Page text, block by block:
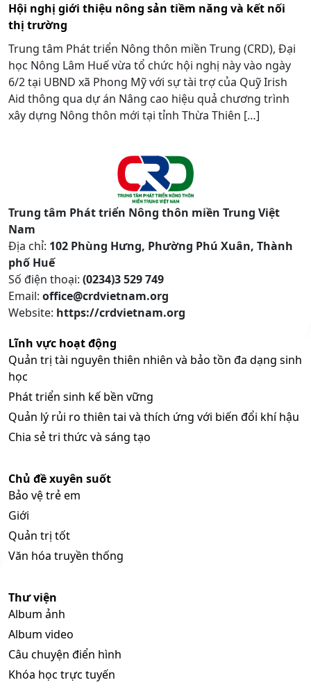
Hội nghị giới thiệu nông sản tiềm năng và kết nối
thị trường
Trung tâm Phát triển Nông thôn miền Trung (CRD), Đại
học Nông Lâm Huế vừa tổ chức hội nghị này vào ngày
6/2 tại UBND xã Phong Mỹ với sự tài trợ của Quỹ Irish
Aid thông qua dự án Nâng cao hiệu quả chương trình
xây dựng Nông thôn mới tại tỉnh Thừa Thiên […]
Trung tâm Phát triển Nông thôn miền Trung Việt
Nam
Địa chỉ: 102 Phùng Hưng, Phường Phú Xuân, Thành
phố Huế
Số điện thoại: (0234)3 529 749
Email: office@crdvietnam.org
Website: https://crdvietnam.org
Lĩnh vực hoạt động
Quản trị tài nguyên thiên nhiên và bảo tồn đa dạng sinh
học
Phát triển sinh kế bền vững
Quản lý rủi ro thiên tai và thích ứng với biến đổi khí hậu
Chia sẻ tri thức và sáng tạo
Chủ đề xuyên suốt
Bảo vệ trẻ em
Giới
Quản trị tốt
Văn hóa truyền thống
Thư viện
Album ảnh
Album video
Câu chuyện điển hình
Khóa học trực tuyến